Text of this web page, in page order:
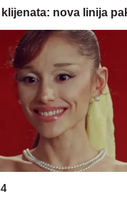
nova linija